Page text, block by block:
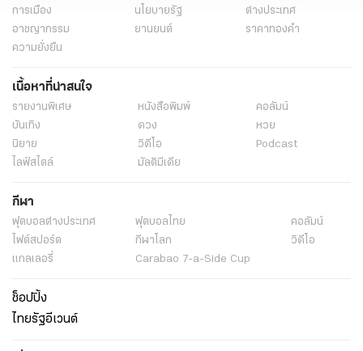
การเมือง
นโยบายรัฐ
ต่างประเทศ
อาชญากรรม
ยานยนต์
ราคาทองคำ
ความยั่งยืน
เนื้อหาที่น่าสนใจ
รายงานพิเศษ หนังสือพิมพ์
คอลัมน์
บันเทิง
ดวง
หวย
นิยาย
วิดีโอ
Podcast
ไลฟ์สไตล์
มัลติมีเดีย
กีฬา
ฟุตบอลต่่างประเทศ ฟุตบอลไทย
คอลัมน์
ไฟต์สปอร์ต
กีฬาโลก
วิดีโอ
แกลเลอรี่
Carabao 7-a-Side Cup
ช็อปปิ้ง
ไทยรัฐอีเวนต์